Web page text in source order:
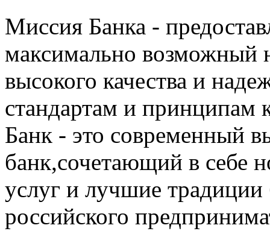
Миссия Банка -
максимально возможный
высокого качества и
стандартам и принципам
Банк - это современный
банк,сочетающий в себе
услуг и лучшие традиции
российского